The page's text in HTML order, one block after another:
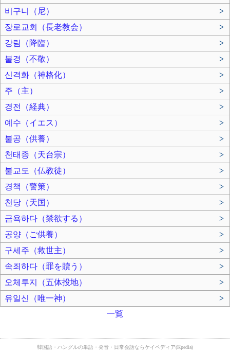
비구니（尼）
>
장로교회（長老教会）
>
강림（降臨）
>
불경（不敬）
>
신격화（神格化）
>
주（主）
>
경전（経典）
>
예수（イエス）
>
불공（供養）
>
천태종（天台宗）
>
불교도（仏教徒）
>
경책（警策）
>
천당（天国）
>
금욕하다（禁欲する）
>
공양（ご供養）
>
구세주（救世主）
>
속죄하다（罪を贖う）
>
오체투지（五体投地）
>
유일신（唯一神）
>
一覧
韓国語・ハングルの単語・発音・日常会話ならケイペディア(Kpedia)